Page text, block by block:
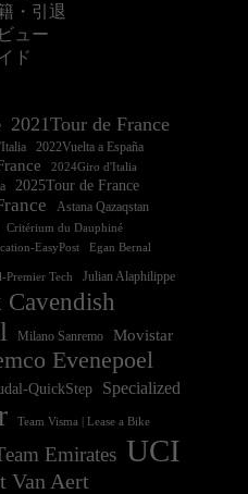
・引退
ュー
ド
2021Tour de France
2022Vuelta a España
2025Tour de France
Astana Qazaqstan
Critérium du Dauphiné
EasyPost Egan Bernal
Premier Tech Julian Alaphilippe
Milano Sanremo
Movistar
Evenepoel
QuickStep Specialized
Team Visma | Lease a Bike
Emirates UCI
Van Aert